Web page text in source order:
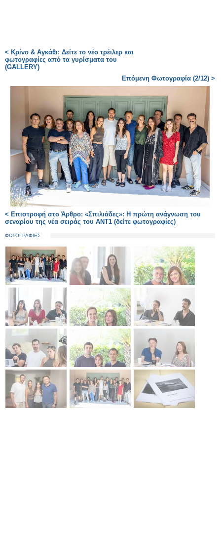
< Κρίνο & Αγκάθι: Δείτε το νέο τρέιλερ και
φωτογραφίες από τα γυρίσματα του
(GALLERY)
Επόμενη Φωτογραφία (2/12) >
< Επιστροφή στο Άρθρο: «Σπιλιάδες»: Η πρώτη ανάγνωση του
σεναρίου της νέα σειράς του ΑΝΤ1 (δείτε φωτογραφίες)
ΦΩΤΟΓΡΑΦΙΕΣ